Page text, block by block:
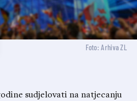
Foto: Arhiva ZL
sudjelovati na natjecanju